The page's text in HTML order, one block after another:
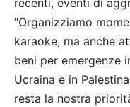
recenti, eventi di
“Organizziamo
karaoke, ma anche
beni per emergenze
Ucraina e in
resta la nostra